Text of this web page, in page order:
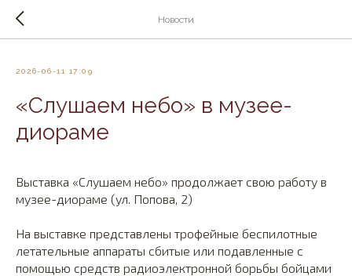
Новости
2026-06-11 17:09
«Слушаем небо» в музее-
диораме
Выставка «Слушаем небо» продолжает свою работу в
музее-диораме (ул. Попова, 2)
На выставке представлены трофейные беспилотные
летательные аппараты сбитые или подавленные с
помощью средств радиоэлектронной борьбы бойцами